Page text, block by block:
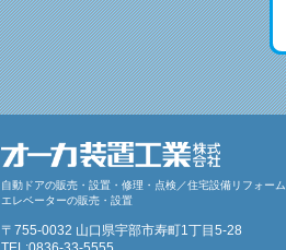
自動ドアの販売・設置・修理・点検／住宅設備リフォーム
エレベーターの販売・設置
〒755-0032 山口県宇部市寿町1丁目5-28